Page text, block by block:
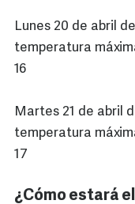
Lunes 20 de abril
temperatura
16
Martes 21 de abril
temperatura
17
¿Cómo estará